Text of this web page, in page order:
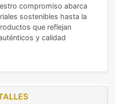
compromiso abarca
sostenibles hasta la
que reflejan
y calidad